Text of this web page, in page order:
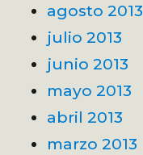
agosto 2013
julio 2013
junio 2013
mayo 2013
abril 2013
marzo 2013